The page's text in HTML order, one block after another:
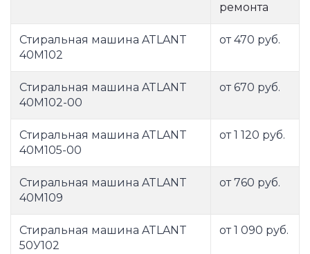
ремонта
Стиральная машина ATLANT
40М102
от 470 руб.
Стиральная машина ATLANT
40М102-00
от 670 руб.
Стиральная машина ATLANT
40М105-00
от 1 120 руб.
Стиральная машина ATLANT
40М109
от 760 руб.
Стиральная машина ATLANT
50У102
от 1 090 руб.